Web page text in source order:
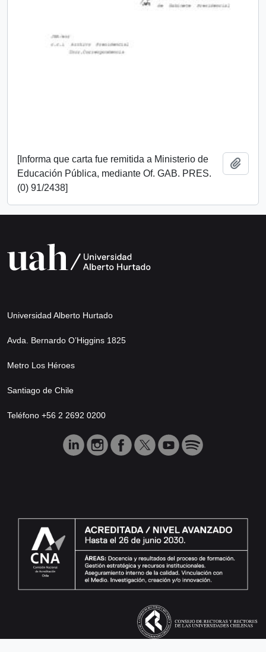
[Informa que carta fue remitida a Ministerio de
Educación Pública, mediante Of. GAB. PRES.
(0) 91/2438]
Universidad Alberto Hurtado
Avda. Bernardo O’Higgins 1825
Metro Los Héroes
Santiago de Chile
Teléfono +56 2 2692 0200